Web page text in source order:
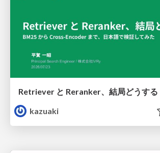
Retriever と Reranker、結局どうする
kazuaki